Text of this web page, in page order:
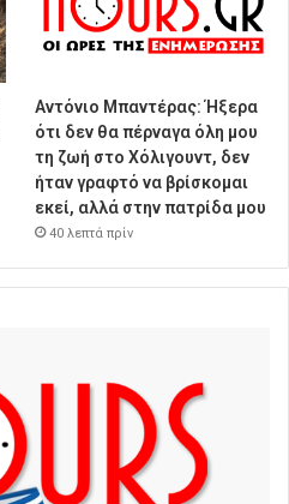
Αντόνιο Μπαντέρας: Ήξερα
ότι δεν θα πέρναγα όλη μου
τη ζωή στο Χόλιγουντ, δεν
ήταν γραφτό να βρίσκομαι
εκεί, αλλά στην πατρίδα μου
40 λεπτά πρίν